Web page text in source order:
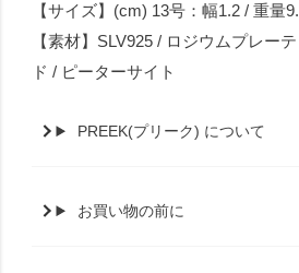
【サイズ】(cm) 13号：幅1.2 / 重量
【素材】SLV925 / ロジウムプレー
ド / ピーターサイト
PREEK(プリーク) について
お買い物の前に